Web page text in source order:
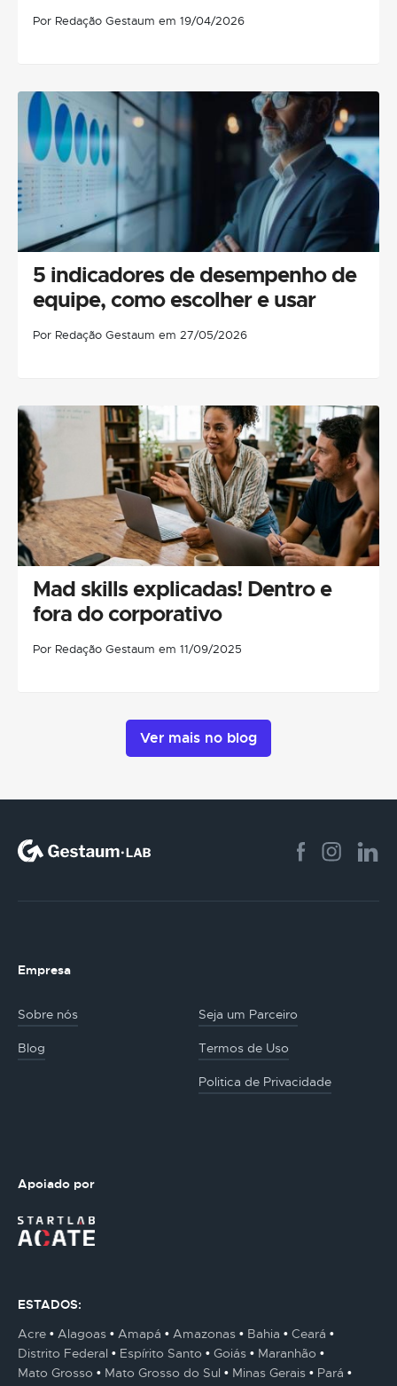
Por Redação Gestaum em 19/04/2026
5 indicadores de desempenho de
equipe, como escolher e usar
Por Redação Gestaum em 27/05/2026
Mad skills explicadas! Dentro e
fora do corporativo
Por Redação Gestaum em 11/09/2025
Ver mais no blog
Empresa
Sobre nós Seja um Parceiro
Blog Termos de Uso
Politica de Privacidade
Apoiado por
ESTADOS:
Acre
Alagoas Amapá Amazonas Bahia
Ceará
Distrito Federal
Espírito Santo Goiás
Maranhão
Mato Grosso
Mato Grosso do Sul Minas Gerais
Pará